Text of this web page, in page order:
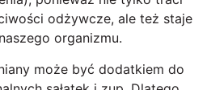
odżywcze, ale też staje
organizmu.
może być dodatkiem do